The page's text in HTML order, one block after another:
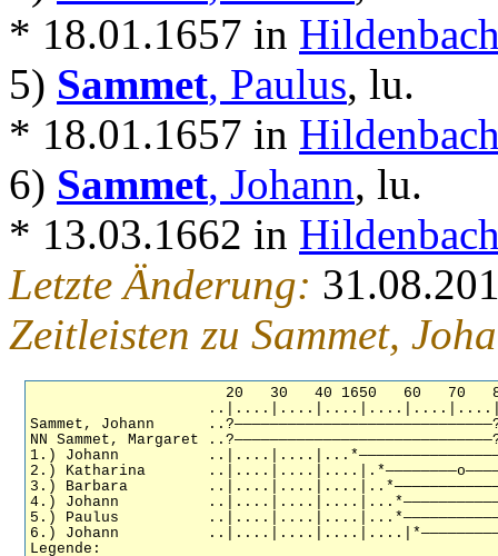
* 18.01.1657 in
5) Sammet, Paulus, lu.
* 18.01.1657 in
6) Sammet, Johann, lu.
* 13.03.1662 in
Letzte Änderung:
Zeitleisten zu Sammet,